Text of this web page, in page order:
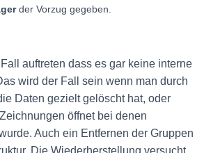
der Vorzug gegeben.
auftreten dass es gar keine interne
wird der Fall sein wenn man durch
Daten gezielt gelöscht hat, oder
öffnet bei denen
Auch ein Entfernen der Gruppen
Die Wiederherstellung versucht